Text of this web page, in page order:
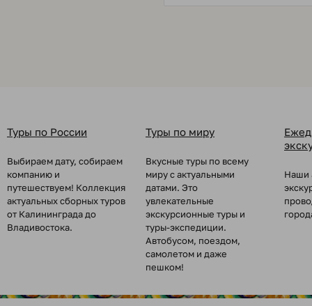
Туры по России
Выбираем дату, собираем
компанию и
путешествуем! Коллекция
актуальных сборных туров
от Калининграда до
Владивостока.
Туры по миру
Вкусные туры по всему
миру с актуальными
датами. Это
увлекательные
экскурсионные туры и
туры-экспедиции.
Автобусом, поездом,
самолетом и даже
пешком!
Наши